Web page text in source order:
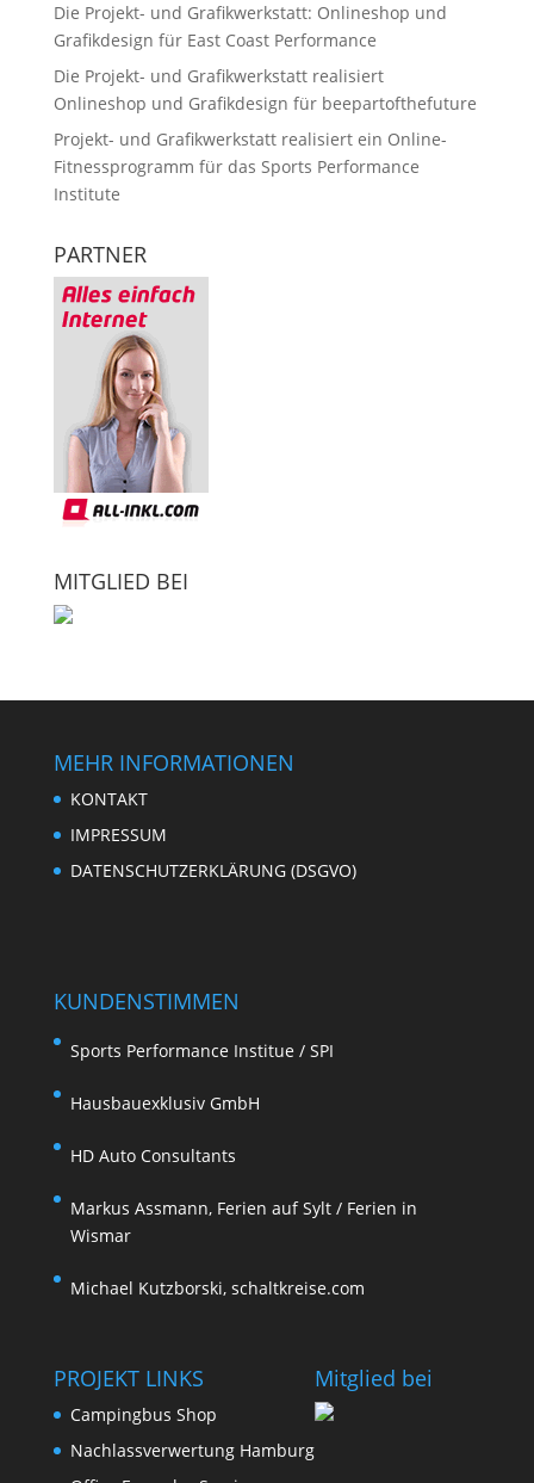
Die Projekt- und Grafikwerkstatt: Onlineshop und
Grafikdesign für East Coast Performance
Die Projekt- und Grafikwerkstatt realisiert
Onlineshop und Grafikdesign für beepartofthefuture
Projekt- und Grafikwerkstatt realisiert ein Online-
Fitnessprogramm für das Sports Performance
Institute
PARTNER
MITGLIED BEI
MEHR INFORMATIONEN
KONTAKT
IMPRESSUM
DATENSCHUTZERKLÄRUNG (DSGVO)
KUNDENSTIMMEN
Sports Performance Institue / SPI
Hausbauexklusiv GmbH
HD Auto Consultants
Markus Assmann, Ferien auf Sylt / Ferien in
Wismar
Michael Kutzborski, schaltkreise.com
PROJEKT LINKS
Campingbus Shop
Nachlassverwertung Hamburg
Mitglied bei